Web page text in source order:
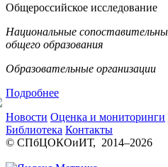
Общероссийское исследование
Национальные
общего образования
Образовательные организации
Подробнее
Новости Оценка и мониторинги
Библиотека Контакты
© СПбЦОКОиИТ, 2014–2026